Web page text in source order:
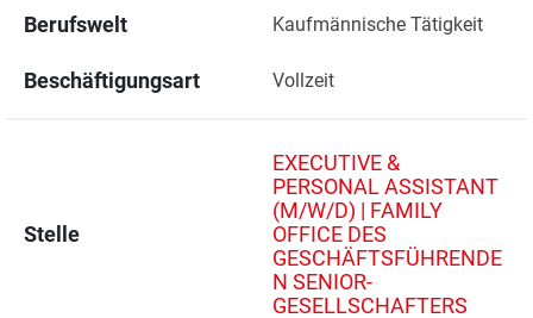
Berufswelt Kaufmännische Tätigkeit
Beschäftigungsart Vollzeit
Stelle
EXECUTIVE &
PERSONAL ASSISTANT
(M/W/D) | FAMILY
OFFICE DES
GESCHÄFTSFÜHRENDE
N SENIOR-
GESELLSCHAFTERS